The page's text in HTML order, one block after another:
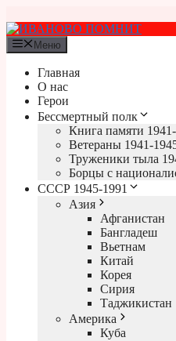
к
содержимому
Меню
Главная
О нас
Герои
Бессмертный полк
Книга памяти
Ветераны 1941-
Труженики тыла
Борцы с
СССР 1945-1991
Азия
Афганистан
Бангладеш
Вьетнам
Китай
Корея
Сирия
Таджикистан
Америка
Куба